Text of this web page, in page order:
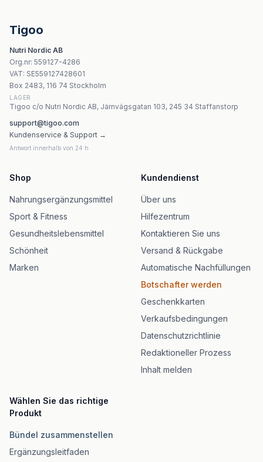
Aronpharma Lipo 4U Vit. D3 Liposomalna Witamina D3
Intercell Pharma - D3 4000IU - 90 kapslar
Cytoplan - Cytoprotect Liver Health 60 kapslar
Cytoplan - Vegan Collagen - 120 veganska kapslar
Tigoo
Nutri Nordic AB
Org.nr: 559127-4286
VAT: SE559127428601
Box 2483, 116 74 Stockholm
LAGER
Tigoo c/o Nutri Nordic AB, Järnvägsgatan 103, 245 34 Staffanstorp
support@tigoo.com
Kundenservice & Support →
Antwort innerhalb von 24 h
Shop
Nahrungsergänzungsmittel
Sport & Fitness
Gesundheitslebensmittel
Schönheit
Marken
Kundendienst
Über uns
Hilfezentrum
Kontaktieren Sie uns
Versand & Rückgabe
Automatische Nachfüllungen
Botschafter werden
Geschenkkarten
Verkaufsbedingungen
Datenschutzrichtlinie
Redaktioneller Prozess
Inhalt melden
Wählen Sie das richtige
Produkt
Bündel zusammenstellen
Ergänzungsleitfaden